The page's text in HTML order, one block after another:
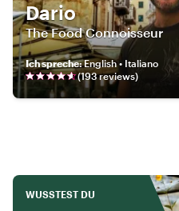
Dario
The Food Connoisseur
Ich spreche:English • Italiano
(193reviews)
WUSSTEST DU